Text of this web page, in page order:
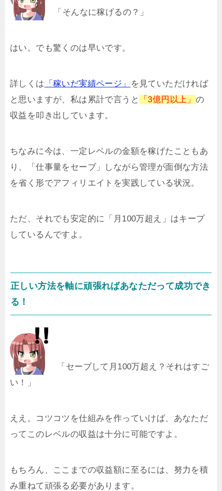
「そんなに稼げるの？」
はい。でも驚くのは早いです。
詳しくは 「稼いだ実績ページ」
を見ていただければ
と思いますが、私は累計で言うと
「3億円以上」 の
収益を叩き出しています。
ちなみに今は、一定レベルの金額を稼げたこともあ
り、「仕事量をセーブ」しながら管理が面倒な方法
を省く形でアフィリエイトを実践している状況。
ただ、それでも安定的に「月100万超え」はキープ
しているんですよ。
正しい方法を軸に頑張ればあなただって成功でき
る！
「セーブして月100万超え？それはすご
い！」
ええ。コツコツを仕組みを作っていけば、あなただ
ってこのレベルの収益は十分に可能ですよ。
もちろん、ここまでの収益額に至るには、努力を積
み重ねて頑張る必要があります。